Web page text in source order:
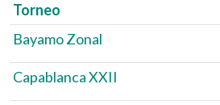
Torneo
Bayamo Zonal
Capablanca XXII